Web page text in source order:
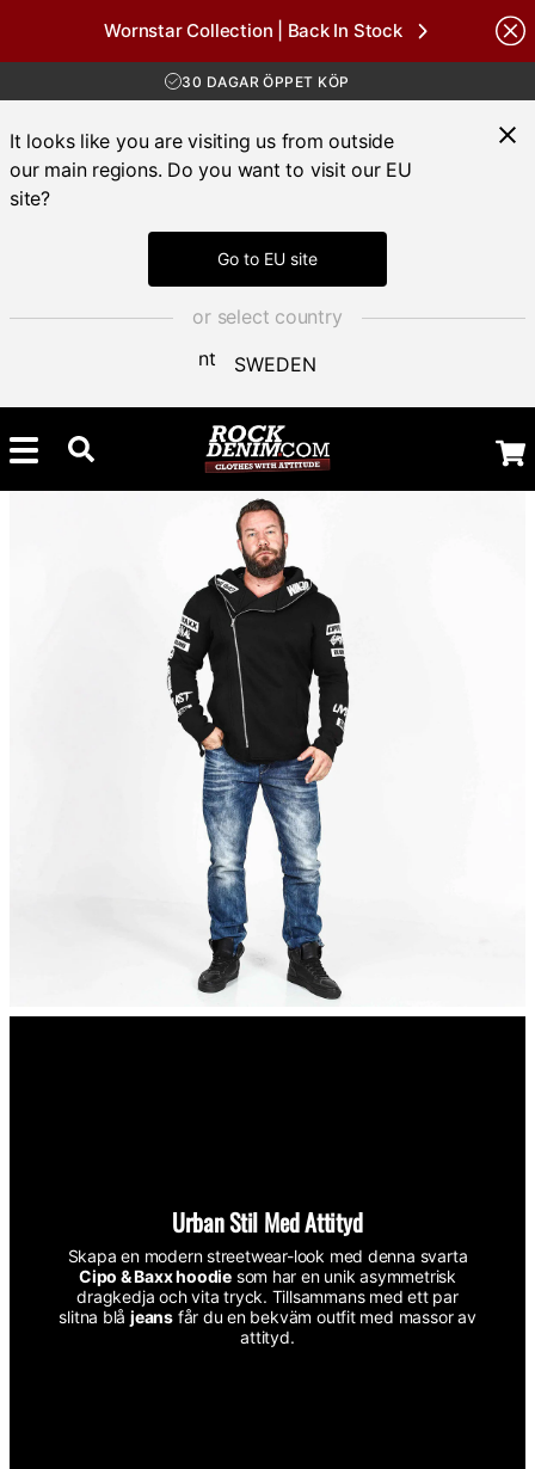
Wornstar Collection | Back In Stock
30 DAGAR ÖPPET KÖP
LEVERANS 1-3 DAGAR
FRI FRAKT ÖVER 1000 KR
It looks like you are visiting us from outside
our main regions. Do you want to visit our EU
site?
Go to EU site
or select country
SWEDEN
Urban Stil Med Attityd
Skapa en modern streetwear-look med denna svarta
Cipo & Baxx hoodie som har en unik asymmetrisk
dragkedja och vita tryck. Tillsammans med ett par
slitna blå jeans får du en bekväm outfit med massor av
attityd.